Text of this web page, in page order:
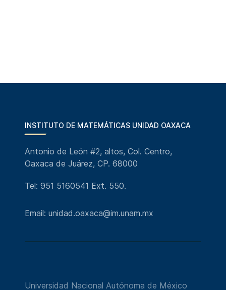
INSTITUTO DE MATEMÁTICAS UNIDAD OAXACA
Antonio de León #2, altos, Col. Centro,
Oaxaca de Juárez, CP. 68000
Tel: 951 5160541 Ext. 550.
Email: unidad.oaxaca@im.unam.mx
Universidad Nacional Autónoma de México